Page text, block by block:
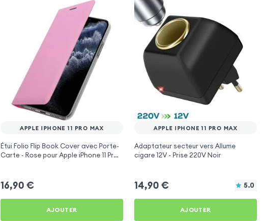
APPLE IPHONE 11 PRO MAX
Étui Folio Flip Book Cover avec Porte-
Carte - Rose pour Apple iPhone 11 Pro
16,90 €
AJOUTER
APPLE IPHONE 11 PRO MAX
Adaptateur secteur vers Allume
cigare 12V - Prise 220V Noir
14,90 € 5.0
AJOUTER